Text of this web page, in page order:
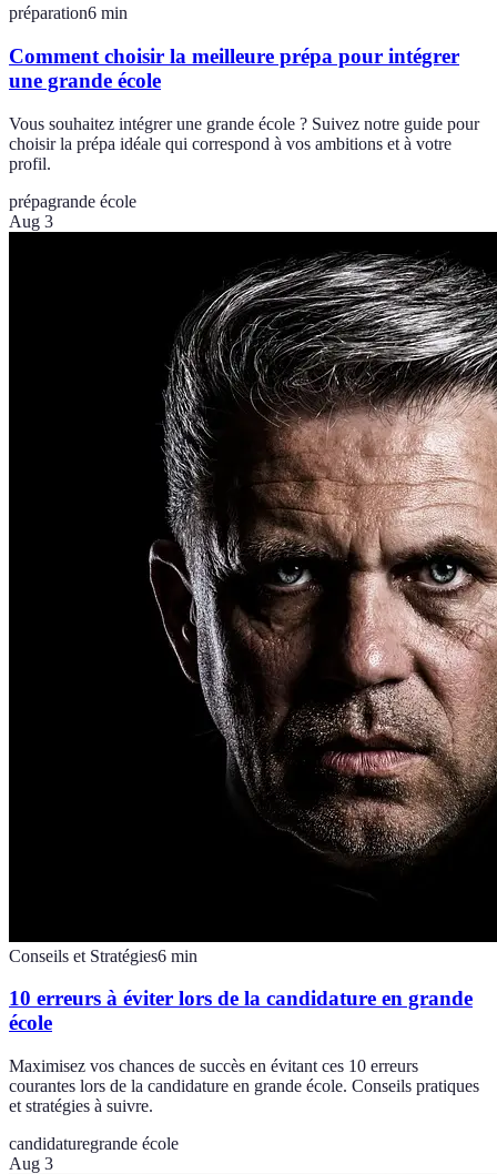
préparation6 min
Comment choisir la meilleure prépa pour intégrer
une grande école
Vous souhaitez intégrer une grande école ? Suivez notre guide pour
choisir la prépa idéale qui correspond à vos ambitions et à votre
profil.
prépagrande école
Aug 3
Conseils et Stratégies6 min
10 erreurs à éviter lors de la candidature en grande
école
Maximisez vos chances de succès en évitant ces 10 erreurs
courantes lors de la candidature en grande école. Conseils pratiques
et stratégies à suivre.
candidaturegrande école
Aug 3